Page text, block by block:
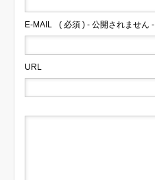
E-MAIL ( 必須 ) - 公開されません -
URL